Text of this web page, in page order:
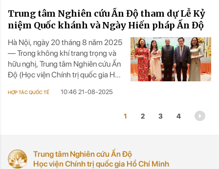
Trung tâm Nghiên cứu Ấn Độ tham dự Lễ Kỷ
niệm Quốc khánh và Ngày Hiến pháp Ấn Độ
Hà Nội, ngày 20 tháng 8 năm 2025
— Trong không khí trang trọng và
hữu nghị, Trung tâm Nghiên cứu Ấn
Độ (Học viện Chính trị quốc gia Hồ
niệm 79 năm Quốc khánh Ấn Độ
HỢP TÁC QUỐC TẾ 10:46 21-08-2025
1 2 3 4
Trung tâm Nghiên cứu Ấn Độ
Học viện Chính trị quốc gia Hồ Chí Minh